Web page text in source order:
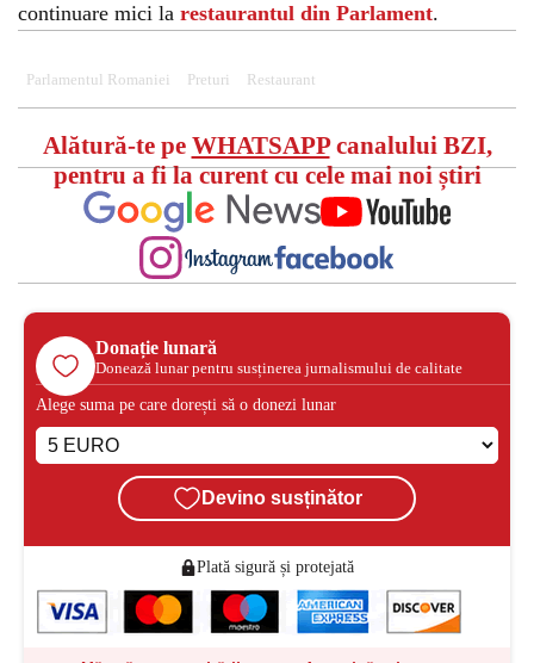
continuare mici la restaurantul din Parlament.
Parlamentul Romaniei Preturi Restaurant
Alătură-te pe WHATSAPPcanalului BZI,
pentru a fi la curent cu cele mai noi știri
Donație lunară
Donează lunar pentru susținerea jurnalismului de calitate
Alege suma pe care dorești să o donezi lunar
Devino susținător
Plată sigură și protejată